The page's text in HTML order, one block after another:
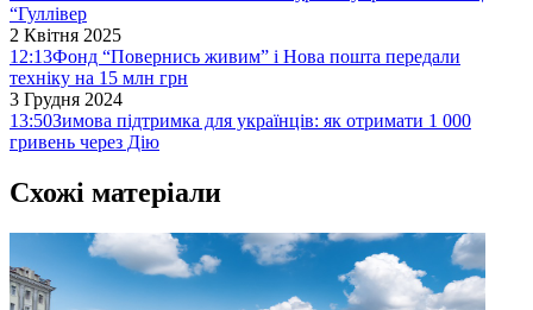
“Гуллівер
2 Квітня 2025
12:13Фонд “Повернись живим” і Нова пошта передали
техніку на 15 млн грн
3 Грудня 2024
13:50Зимова підтримка для українців: як отримати 1 000
гривень через Дію
Схожі матеріали